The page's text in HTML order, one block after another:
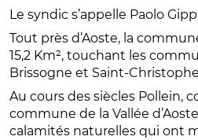
Le syndic s’appelle Paolo
Tout près d’Aoste, la
15,2 Km², touchant les
Brissogne et Saint-
Au cours des siècles Pollein,
commune de la Vallée
calamités naturelles qui ont